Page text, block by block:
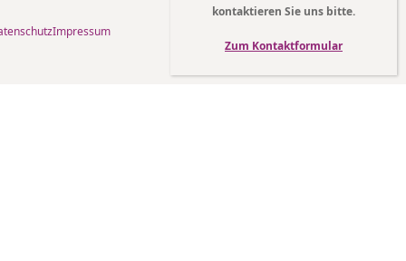
Impressum
kontaktieren Sie uns bitte.
Zum Kontaktformular